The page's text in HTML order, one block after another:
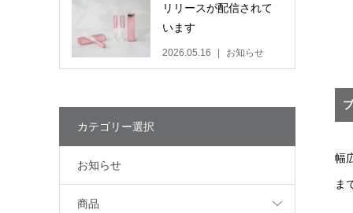
幅
ま
リリースが配信されて
います
2026.05.16 お知らせ
カテゴリー選択
お知らせ
商品